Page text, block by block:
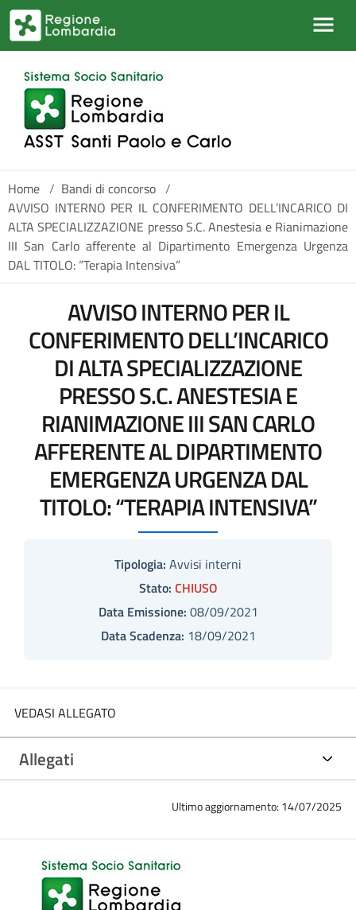
Salta al contenuto principale
Home / Bandi di concorso /
AVVISO INTERNO PER IL CONFERIMENTO DELL’INCARICO DI
ALTA SPECIALIZZAZIONE presso S.C. Anestesia e Rianimazione
III San Carlo afferente al Dipartimento Emergenza Urgenza
DAL TITOLO: “Terapia Intensiva”
AVVISO INTERNO PER IL
CONFERIMENTO DELL’INCARICO
DI ALTA SPECIALIZZAZIONE
PRESSO S.C. ANESTESIA E
RIANIMAZIONE III SAN CARLO
AFFERENTE AL DIPARTIMENTO
EMERGENZA URGENZA DAL
TITOLO: “TERAPIA INTENSIVA”
Tipologia: Avvisi interni
Stato: CHIUSO
Data Emissione: 08/09/2021
Data Scadenza: 18/09/2021
VEDASI ALLEGATO
Allegati
Ultimo aggiornamento: 14/07/2025